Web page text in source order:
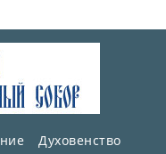
Духовенство